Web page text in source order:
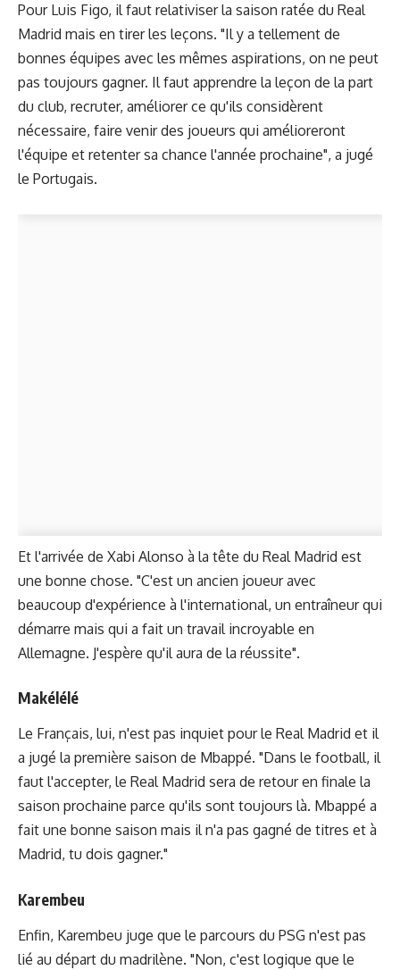
Pour Luis Figo, il faut relativiser la saison ratée du Real
Madrid mais en tirer les leçons. "Il y a tellement de
bonnes équipes avec les mêmes aspirations, on ne peut
pas toujours gagner. Il faut apprendre la leçon de la part
du club, recruter, améliorer ce qu'ils considèrent
nécessaire, faire venir des joueurs qui amélioreront
l'équipe et retenter sa chance l'année prochaine", a jugé
le Portugais.
Et l'arrivée de Xabi Alonso à la tête du Real Madrid est
une bonne chose. "C'est un ancien joueur avec
beaucoup d'expérience à l'international, un entraîneur qui
démarre mais qui a fait un travail incroyable en
Allemagne. J'espère qu'il aura de la réussite".
Makélélé
Le Français, lui, n'est pas inquiet pour le Real Madrid et il
a jugé la première saison de Mbappé. "Dans le football, il
faut l'accepter, le Real Madrid sera de retour en finale la
saison prochaine parce qu'ils sont toujours là. Mbappé a
fait une bonne saison mais il n'a pas gagné de titres et à
Madrid, tu dois gagner."
Karembeu
Enfin, Karembeu juge que le parcours du PSG n'est pas
lié au départ du madrilène. "Non, c'est logique que le